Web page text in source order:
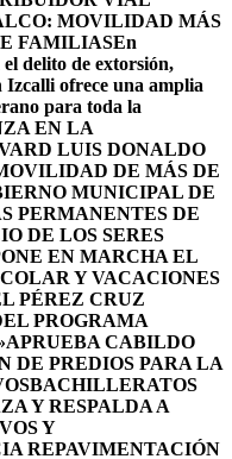
MOVILIDAD MÁS
FAMILIASEn
delito de extorsión,
ofrece una amplia
para toda la
EN LA
LUIS DONALDO
DE MÁS DE
MUNICIPAL DE
PERMANENTES DE
DE LOS SERES
EN MARCHA EL
Y VACACIONES
PÉREZ CRUZ
PROGRAMA
APRUEBA CABILDO
DE PREDIOS PARA LA
Y RESPALDA A
Y
REPAVIMENTACIÓN